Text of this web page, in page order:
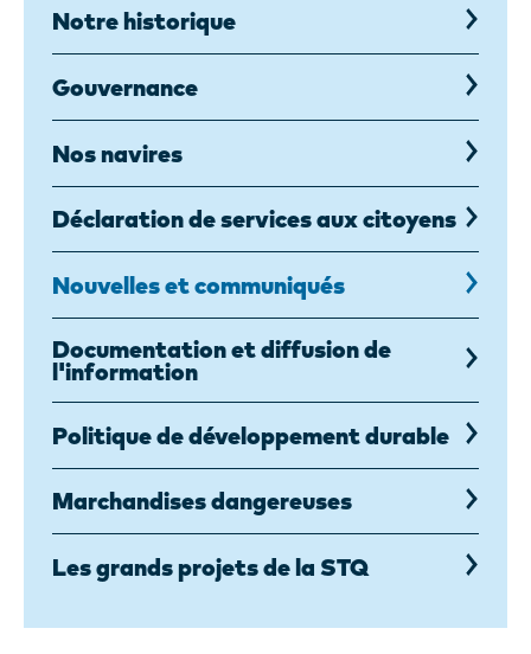
Notre historique
Gouvernance
Nos navires
Déclaration de services aux citoyens
Nouvelles et communiqués
Documentation et diffusion de
l'information
Politique de développement durable
Marchandises dangereuses
Les grands projets de la STQ